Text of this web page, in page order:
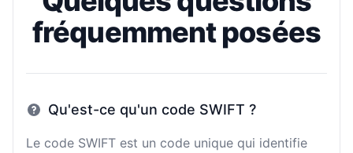
fréquemment posées
Qu'est-ce qu'un code SWIFT ?
Le code SWIFT est un code unique qui identifie